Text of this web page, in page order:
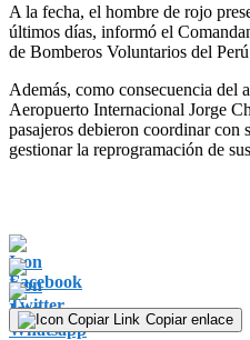
A la fecha, el hombre de rojo
últimos días, informó el
de Bomberos Voluntarios del
Además, como consecuencia del
Aeropuerto Internacional Jorge
pasajeros debieron coordinar con
gestionar la reprogramación de
Copiar enlace